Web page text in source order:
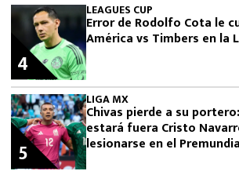
LEAGUES CUP
Error de Rodolfo Cota le
América vs Timbers en la
4
LIGA MX
Chivas pierde a su
estará fuera Cristo
lesionarse en el
5